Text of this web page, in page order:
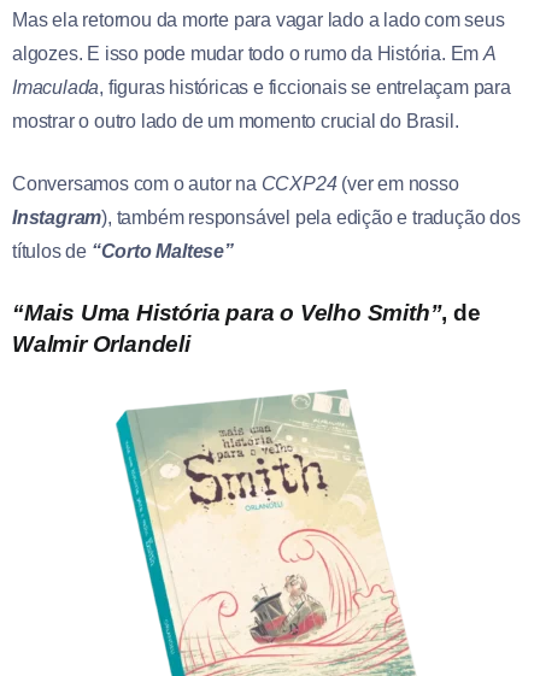
Mas ela retornou da morte para vagar lado a lado com seus
algozes. E isso pode mudar todo o rumo da História. Em A
Imaculada, figuras históricas e ficcionais se entrelaçam para
mostrar o outro lado de um momento crucial do Brasil.
Conversamos com o autor na CCXP24(ver em nosso
Instagram), também responsável pela edição e tradução dos
títulos de “Corto Maltese”
“Mais Uma História para o Velho Smith”, de
Walmir Orlandeli